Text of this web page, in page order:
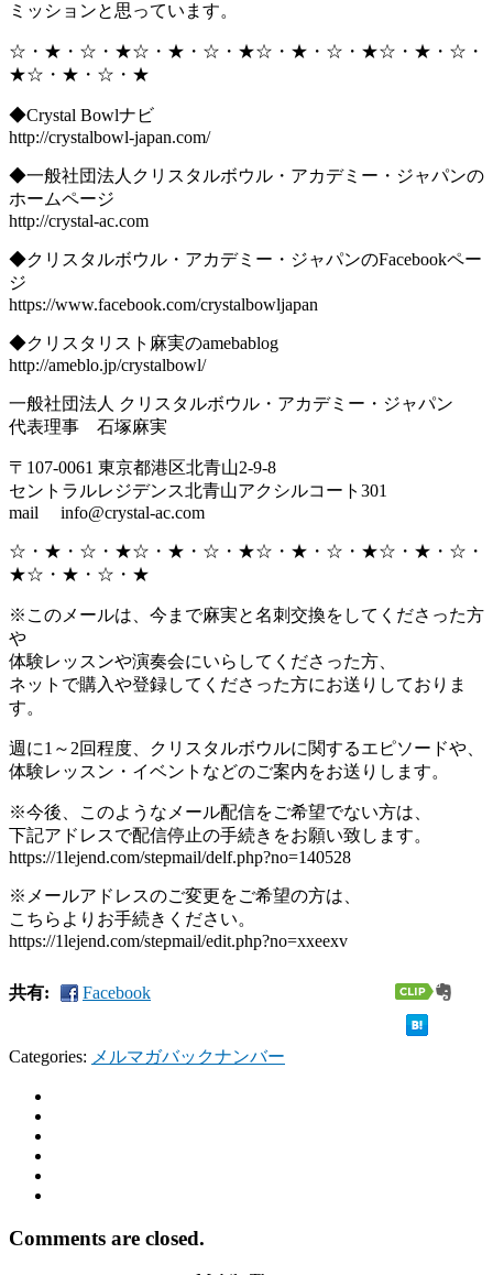
ミッションと思っています。
☆・★・☆・★☆・★・☆・★☆・★・☆・★☆・★・☆・
★☆・★・☆・★
◆Crystal Bowlナビ
http://crystalbowl-japan.com/
◆一般社団法人クリスタルボウル・アカデミー・ジャパンの
ホームページ
http://crystal-ac.com
◆クリスタルボウル・アカデミー・ジャパンのFacebookペー
ジ
https://www.facebook.com/crystalbowljapan
◆クリスタリスト麻実のamebablog
http://ameblo.jp/crystalbowl/
一般社団法人 クリスタルボウル・アカデミー・ジャパン
代表理事 石塚麻実
〒107-0061 東京都港区北青山2-9-8
セントラルレジデンス北青山アクシルコート301
mail info@crystal-ac.com
☆・★・☆・★☆・★・☆・★☆・★・☆・★☆・★・☆・
★☆・★・☆・★
※このメールは、今まで麻実と名刺交換をしてくださった方
や
体験レッスンや演奏会にいらしてくださった方、
ネットで購入や登録してくださった方にお送りしておりま
す。
週に1～2回程度、クリスタルボウルに関するエピソードや、
体験レッスン・イベントなどのご案内をお送りします。
※今後、このようなメール配信をご希望でない方は、
下記アドレスで配信停止の手続きをお願い致します。
https://1lejend.com/stepmail/delf.php?no=140528
※メールアドレスのご変更をご希望の方は、
こちらよりお手続きください。
https://1lejend.com/stepmail/edit.php?no=xxeexv
共有: Facebook
Categories: メルマガバックナンバー
Comments are closed.